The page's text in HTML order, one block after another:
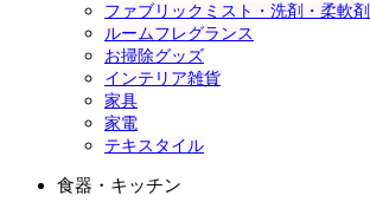
ファブリックミスト・洗剤・柔軟剤
ルームフレグランス
お掃除グッズ
インテリア雑貨
家具
家電
テキスタイル
食器・キッチン